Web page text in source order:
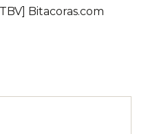
Bitacoras.com